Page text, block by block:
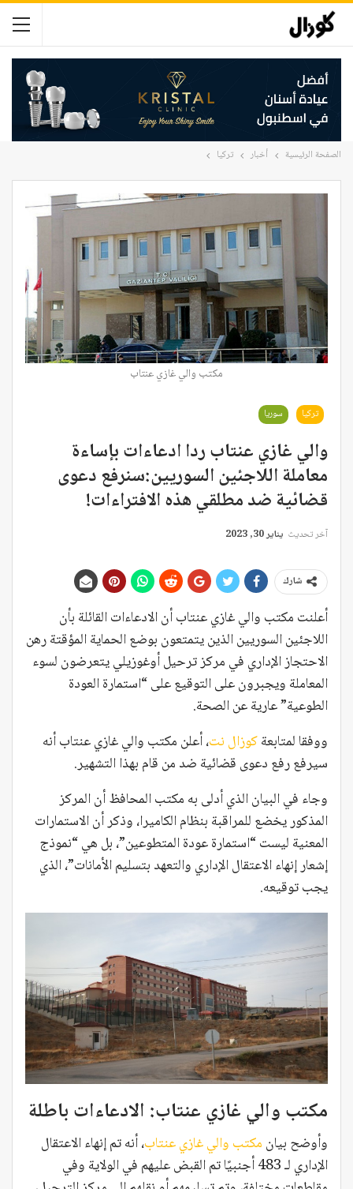
الصفحة الرئيسية أخبار تركيا
مكتب والي غازي عنتاب
تركيا سوريا
والي غازي عنتاب ردا ادعاءات بإساءة
معاملة اللاجئين السوريين:سنرفع دعوى
قضائية ضد مطلقي هذه الافتراءات!
آخر تحديث يناير 30, 2023
شارك
أعلنت مكتب والي غازي عنتاب أن الادعاءات القائلة بأن
اللاجئين السوريين الذين يتمتعون بوضع الحماية المؤقتة رهن
الاحتجاز الإداري في مركز ترحيل أوغوزيلي يتعرضون لسوء
المعاملة ويجبرون على التوقيع على “استمارة العودة
الطوعية” عارية عن الصحة.
ووفقا لمتابعةكوزال نت، أعلن مكتب والي غازي عنتاب أنه
سيرفع رفع دعوى قضائية ضد من قام بهذا التشهير.
وجاء في البيان الذي أدلى به مكتب المحافظ أن المركز
المذكور يخضع للمراقبة بنظام الكاميرا، وذكر أن الاستمارات
المعنية ليست “استمارة عودة المتطوعين”، بل هي “نموذج
إشعار إنهاء الاعتقال الإداري والتعهد بتسليم الأمانات”، الذي
يجب توقيعه.
مكتب والي غازي عنتاب: الادعاءات باطلة
وأوضح بيان مكتب والي غازي عنتاب، أنه تم إنهاء الاعتقال
الإداري لـ 483 أجنبيًا تم القبض عليهم في الولاية وفي